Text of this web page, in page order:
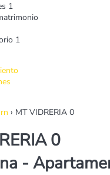
1
1
› MT VIDRERIA 0
0
-